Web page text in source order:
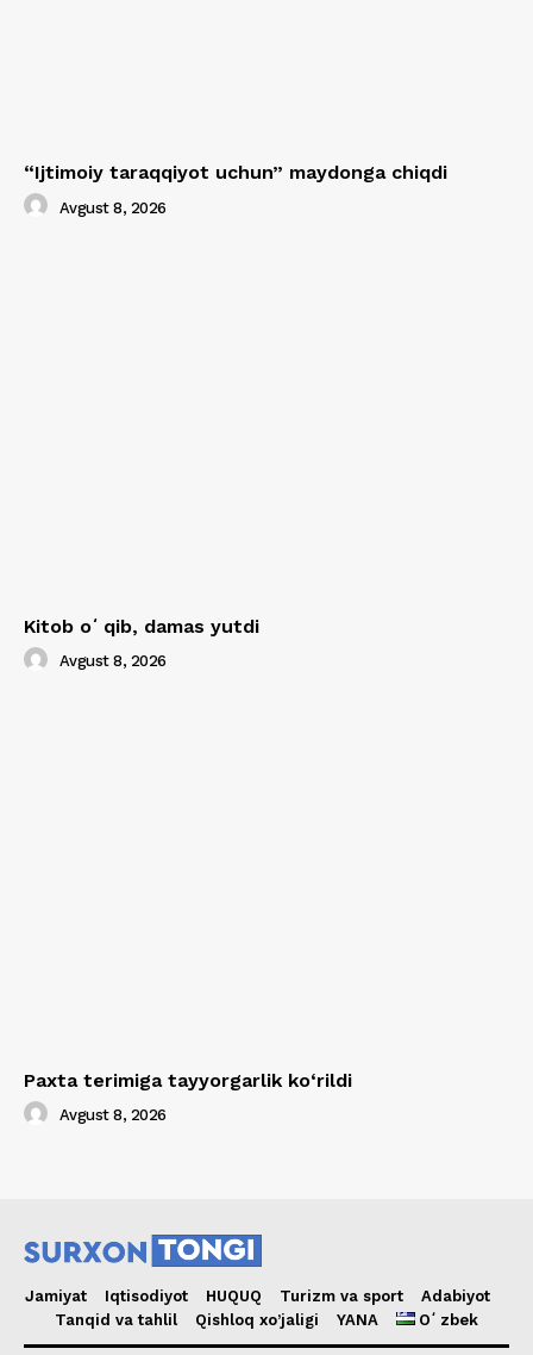
“Ijtimoiy taraqqiyot uchun” maydonga chiqdi
Avgust 8, 2026
Kitob oʻqib, damas yutdi
Avgust 8, 2026
Paxta terimiga tayyorgarlik ko‘rildi
Avgust 8, 2026
Jamiyat Iqtisodiyot HUQUQ Turizm va sport
Adabiyot
Tanqid va tahlil
Qishloq xo’jaligi YANA Oʻzbek